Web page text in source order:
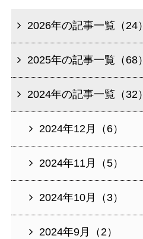
2026年の記事一覧（24）
2025年の記事一覧（68）
2024年の記事一覧（32）
2024年12月（6）
2024年11月（5）
2024年10月（3）
2024年9月（2）